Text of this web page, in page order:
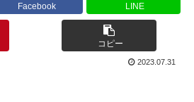
Facebook LINE
コピー
2023.07.31